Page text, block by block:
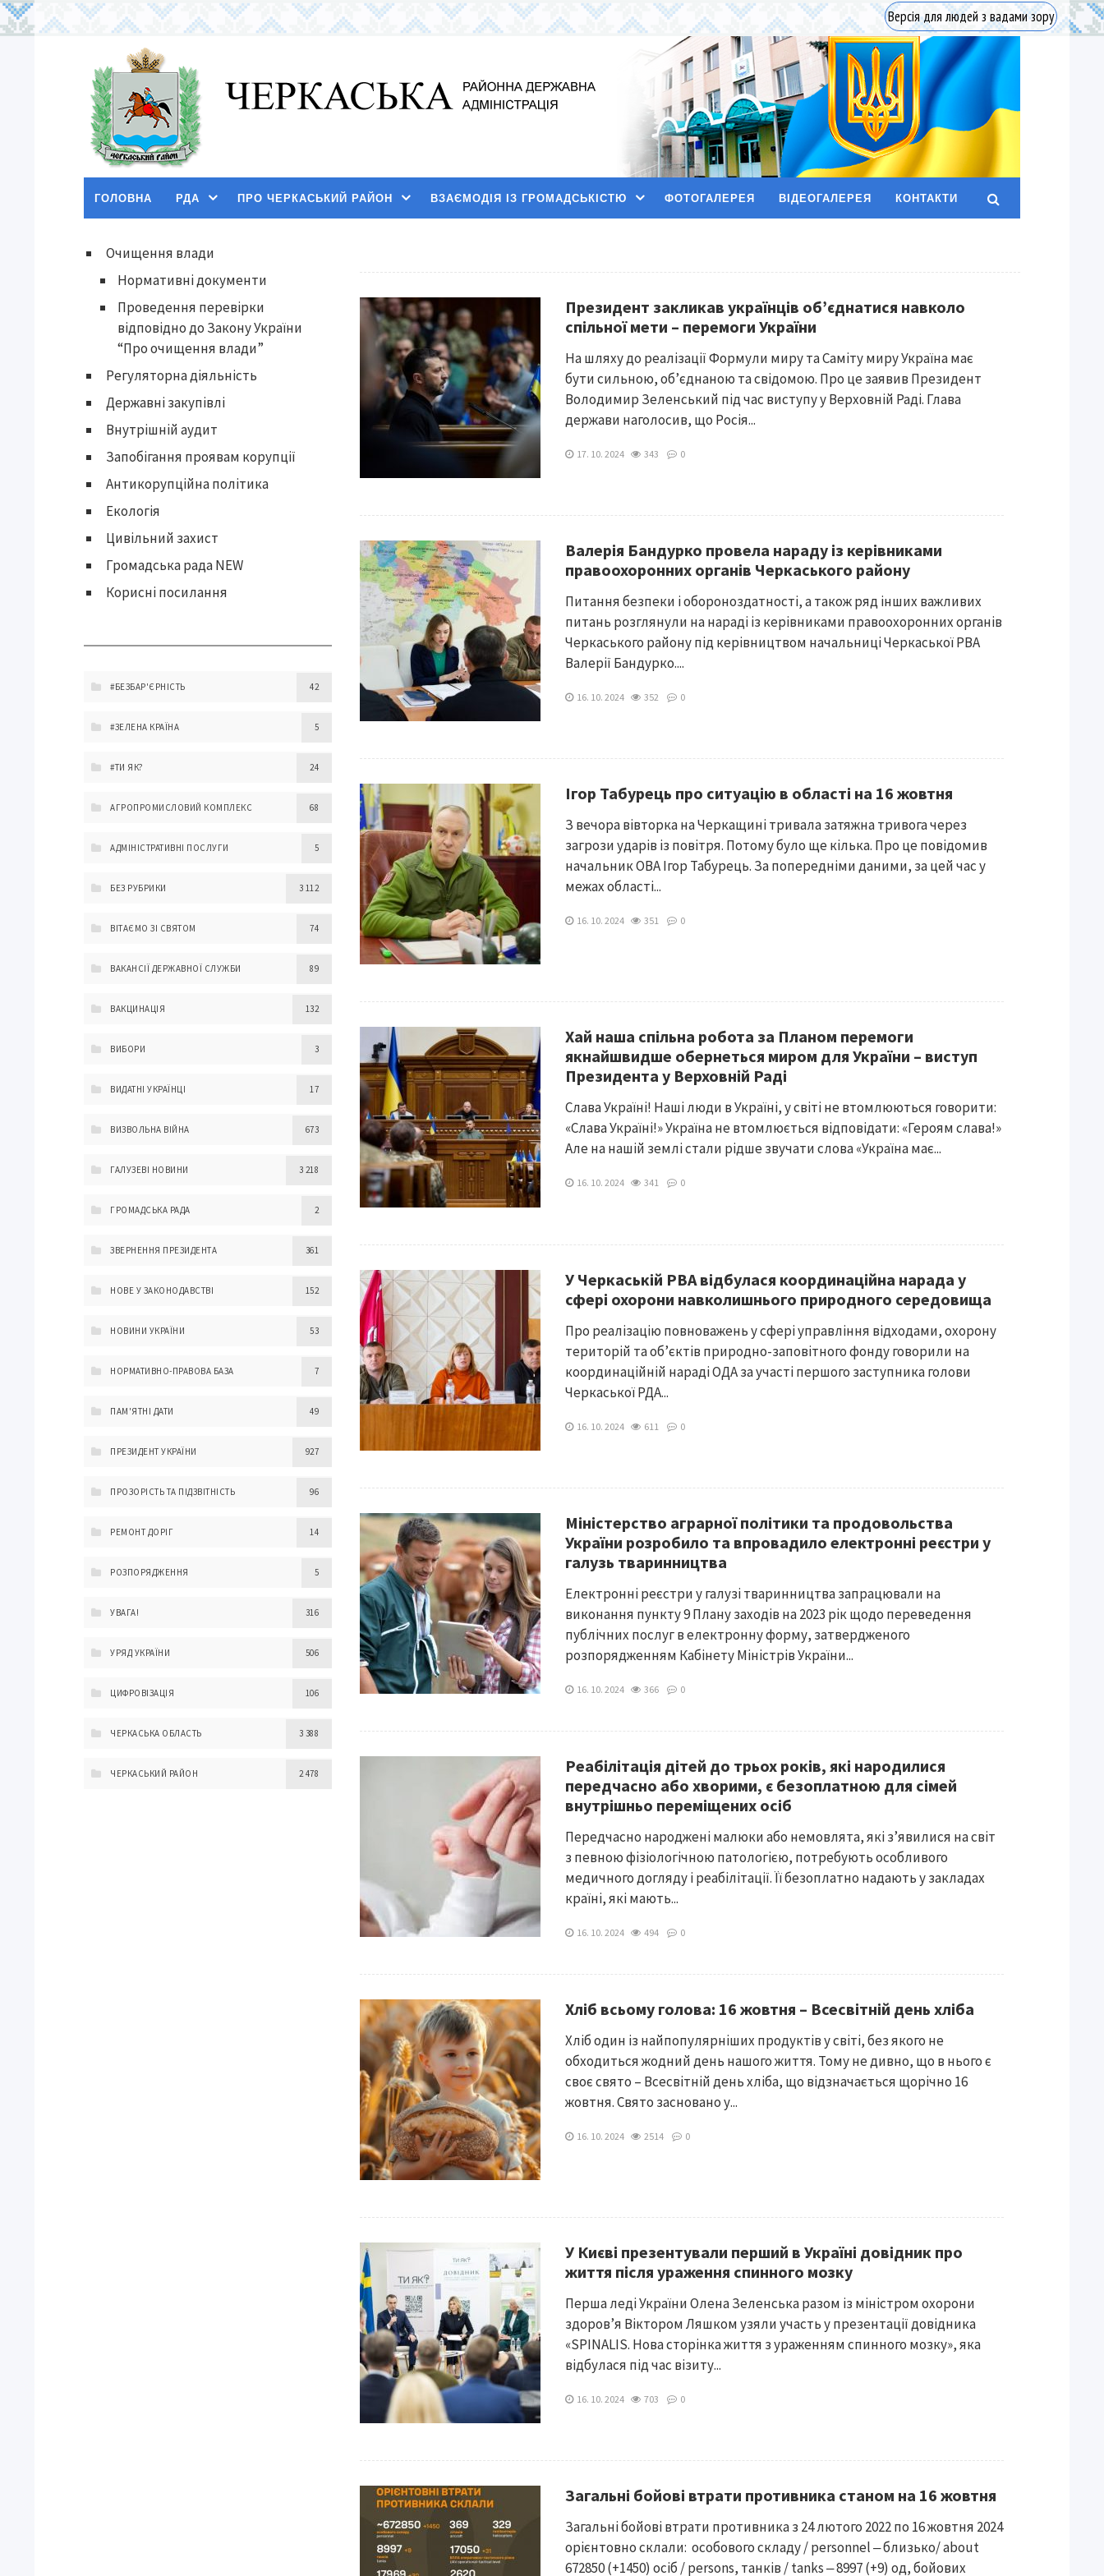
Версія для людей з вадами зору
ГОЛОВНА РДА ПРО ЧЕРКАСЬКИЙ РАЙОН ВЗАЄМОДІЯ ІЗ ГРОМАДСЬКІСТЮ ФОТОГАЛЕРЕЯ ВІДЕОГАЛЕРЕЯ КОНТАКТИ
Президент закликав українців об’єднатися навколо
спільної мети – перемоги України
На шляху до реалізації Формули миру та Саміту миру Україна має
бути сильною, об’єднаною та свідомою. Про це заявив Президент
Володимир Зеленський під час виступу у Верховній Раді. Глава
держави наголосив, що Росія...
17. 10. 2024 343 0
Валерія Бандурко провела нараду із керівниками
правоохоронних органів Черкаського району
Питання безпеки і обороноздатності, а також ряд інших важливих
питань розглянули на нараді із керівниками правоохоронних органів
Черкаського району під керівництвом начальниці Черкаської РВА
Валерії Бандурко....
16. 10. 2024 352 0
Ігор Табурець про ситуацію в області на 16 жовтня
З вечора вівторка на Черкащині тривала затяжна тривога через
загрози ударів із повітря. Потому було ще кілька. Про це повідомив
начальник ОВА Ігор Табурець. За попередніми даними, за цей час у
межах області...
16. 10. 2024 351 0
Хай наша спільна робота за Планом перемоги
якнайшвидше обернеться миром для України – виступ
Президента у Верховній Раді
Слава Україні! Наші люди в Україні, у світі не втомлюються говорити:
«Слава Україні!» Україна не втомлюється відповідати: «Героям слава!»
Але на нашій землі стали рідше звучати слова «Україна має...
16. 10. 2024 341 0
У Черкаській РВА відбулася координаційна нарада у
сфері охорони навколишнього природного середовища
Про реалізацію повноважень у сфері управління відходами, охорону
територій та об’єктів природно-заповітного фонду говорили на
координаційній нараді ОДА за участі першого заступника голови
Черкаської РДА...
16. 10. 2024 611 0
Міністерство аграрної політики та продовольства
України розробило та впровадило електронні реєстри у
галузь тваринництва
Електронні реєстри у галузі тваринництва запрацювали на
виконання пункту 9 Плану заходів на 2023 рік щодо переведення
публічних послуг в електронну форму, затвердженого
розпорядженням Кабінету Міністрів України...
16. 10. 2024 366 0
Реабілітація дітей до трьох років, які народилися
передчасно або хворими, є безоплатною для сімей
внутрішньо переміщених осіб
Передчасно народжені малюки або немовлята, які з’явилися на світ
з певною фізіологічною патологією, потребують особливого
медичного догляду і реабілітації. Її безоплатно надають у закладах
країні, які мають...
16. 10. 2024 494 0
Хліб всьому голова: 16 жовтня – Всесвітній день хліба
Хліб один із найпопулярніших продуктів у світі, без якого не
обходиться жодний день нашого життя. Тому не дивно, що в нього є
своє свято – Всесвітній день хліба, що відзначається щорічно 16
жовтня. Свято засновано у...
16. 10. 2024 2514 0
У Києві презентували перший в Україні довідник про
життя після ураження спинного мозку
Перша леді України Олена Зеленська разом із міністром охорони
здоров’я Віктором Ляшком узяли участь у презентації довідника
«SPINALIS. Нова сторінка життя з ураженням спинного мозку», яка
відбулася під час візиту...
16. 10. 2024 703 0
Загальні бойові втрати противника станом на 16 жовтня
Загальні бойові втрати противника з 24 лютого 2022 по 16 жовтня 2024
орієнтовно склали: особового складу / personnel ‒ близько/ about
672850 (+1450) осіб / persons, танків / tanks ‒ 8997 (+9) од, бойових
Очищення влади
Нормативні документи
Проведення перевірки
відповідно до Закону України
“Про очищення влади”
Регуляторна діяльність
Державні закупівлі
Внутрішній аудит
Запобігання проявам корупції
Антикорупційна політика
Екологія
Цивільний захист
Громадська рада NEW
Корисні посилання
#БЕЗБАР'ЄРНІСТЬ 42
#ЗЕЛЕНА КРАЇНА 5
#ТИ ЯК? 24
АГРОПРОМИСЛОВИЙ КОМПЛЕКС 68
АДМІНІСТРАТИВНІ ПОСЛУГИ 5
БЕЗ РУБРИКИ 3 112
ВІТАЄМО ЗІ СВЯТОМ 74
ВАКАНСІЇ ДЕРЖАВНОЇ СЛУЖБИ 89
ВАКЦИНАЦІЯ 132
ВИБОРИ 3
ВИДАТНІ УКРАЇНЦІ 17
ВИЗВОЛЬНА ВІЙНА 673
ГАЛУЗЕВІ НОВИНИ 3 218
ГРОМАДСЬКА РАДА 2
ЗВЕРНЕННЯ ПРЕЗИДЕНТА 361
НОВЕ У ЗАКОНОДАВСТВІ 152
НОВИНИ УКРАЇНИ 53
НОРМАТИВНО-ПРАВОВА БАЗА 7
ПАМ'ЯТНІ ДАТИ 49
ПРЕЗИДЕНТ УКРАЇНИ 927
ПРОЗОРІСТЬ ТА ПІДЗВІТНІСТЬ 96
РЕМОНТ ДОРІГ 14
РОЗПОРЯДЖЕННЯ 5
УВАГА! 316
УРЯД УКРАЇНИ 506
ЦИФРОВІЗАЦІЯ 106
ЧЕРКАСЬКА ОБЛАСТЬ 3 388
ЧЕРКАСЬКИЙ РАЙОН 2 478